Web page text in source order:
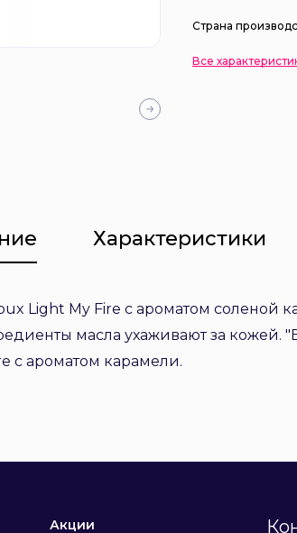
Страна
Все
Характеристики
Light My Fire с ароматом соленой
масла ухаживают за кожей.
с ароматом карамели.
Акции